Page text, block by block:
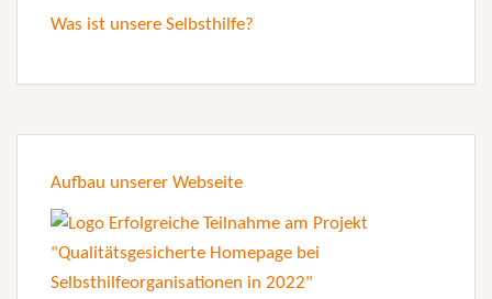
Was ist unsere Selbsthilfe?
Aufbau unserer Webseite